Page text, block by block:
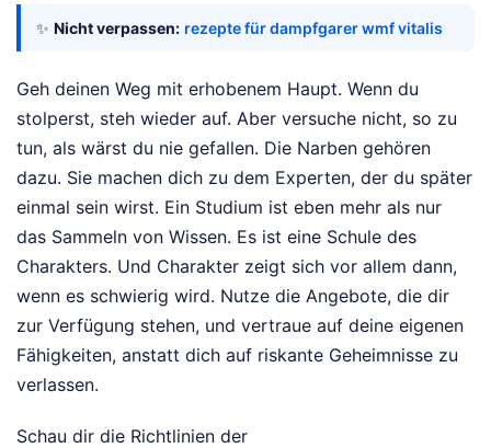
✨ Nicht verpassen: rezepte für dampfgarer wmf vitalis
Geh deinen Weg mit erhobenem Haupt. Wenn du
stolperst, steh wieder auf. Aber versuche nicht, so zu
tun, als wärst du nie gefallen. Die Narben gehören
dazu. Sie machen dich zu dem Experten, der du später
einmal sein wirst. Ein Studium ist eben mehr als nur
das Sammeln von Wissen. Es ist eine Schule des
Charakters. Und Charakter zeigt sich vor allem dann,
wenn es schwierig wird. Nutze die Angebote, die dir
zur Verfügung stehen, und vertraue auf deine eigenen
Fähigkeiten, anstatt dich auf riskante Geheimnisse zu
verlassen.
Schau dir die Richtlinien der